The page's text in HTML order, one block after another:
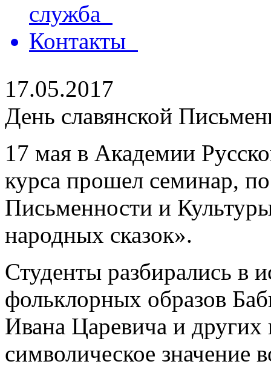
служба
Контакты
17.05.2017
День славянской
17 мая в Академии
курса прошел семинар,
Письменности и
народных сказок».
Студенты разбирались в
фольклорных образов
Ивана Царевича и других
символическое значение